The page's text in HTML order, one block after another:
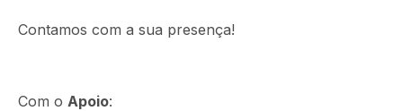
Contamos com a sua presença!
Com o Apoio: